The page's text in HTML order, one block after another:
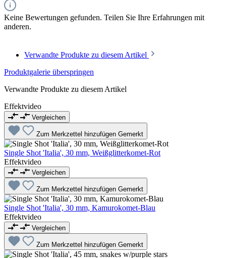
Keine Bewertungen gefunden. Teilen Sie Ihre Erfahrungen mit
anderen.
Verwandte Produkte zu diesem Artikel
Produktgalerie überspringen
Verwandte Produkte zu diesem Artikel
Effektvideo
Vergleichen
Zum Merkzettel hinzufügen Gemerkt
Single Shot 'Italia', 30 mm, Weißglitterkomet-Rot
Effektvideo
Vergleichen
Zum Merkzettel hinzufügen Gemerkt
Single Shot 'Italia', 30 mm, Kamurokomet-Blau
Effektvideo
Vergleichen
Zum Merkzettel hinzufügen Gemerkt